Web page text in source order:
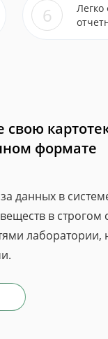
6
свою
формате
данных в
в строгом
лаборатории,
АЖУР
по
поэтому на
пары минут.